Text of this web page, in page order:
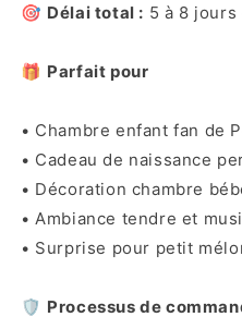
🎯 Délai total : 5 à 8 jours
🎁 Parfait pour
• Chambre enfant fan de
• Cadeau de naissance
• Décoration chambre
• Ambiance tendre et
• Surprise pour petit
🛡️ Processus de